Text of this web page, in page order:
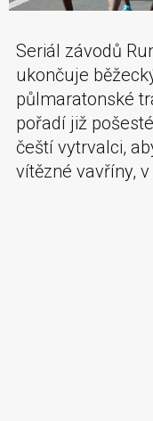
Seriál závodů
ukončuje
půlmaratonské
pořadí již
čeští vytrvalci,
vítězné vavříny,